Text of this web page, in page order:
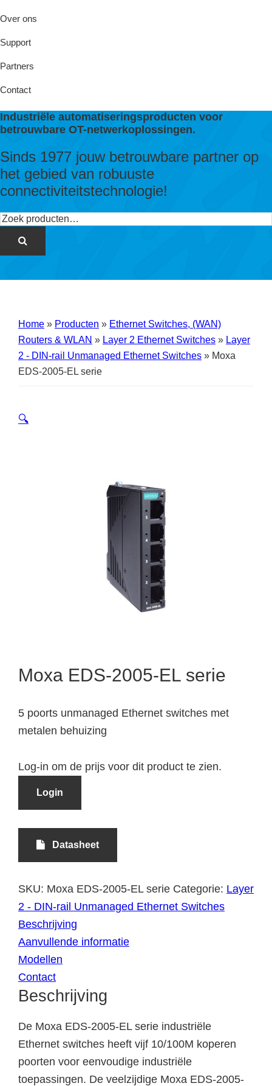
Over ons
Support
Partners
Contact
Industriële automatiseringsproducten voor
betrouwbare OT-netwerkoplossingen.
Sinds 1977 jouw betrouwbare partner op
het gebied van robuuste
connectiviteitstechnologie!
Zoeken
Home » Producten » Ethernet Switches, (WAN)
Routers & WLAN » Layer 2 Ethernet Switches » Layer
2 - DIN-rail Unmanaged Ethernet Switches » Moxa
EDS-2005-EL serie
🔍
Moxa EDS-2005-EL serie
5 poorts unmanaged Ethernet switches met
metalen behuizing
Log-in om de prijs voor dit product te zien.
Login
Datasheet
SKU: Moxa EDS-2005-EL serie Categorie: Layer
2 - DIN-rail Unmanaged Ethernet Switches
Beschrijving
Aanvullende informatie
Modellen
Contact
Beschrijving
De Moxa EDS-2005-EL serie industriële
Ethernet switches heeft vijf 10/100M koperen
poorten voor eenvoudige industriële
toepassingen. De veelzijdige Moxa EDS-2005-